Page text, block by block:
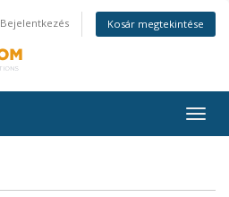
Bejelentkezés Kosár megtekintése